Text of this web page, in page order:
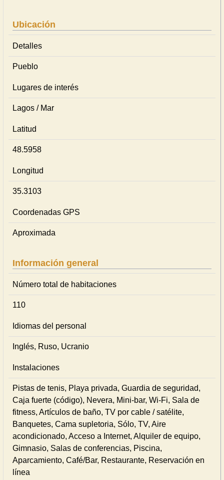
Ubicación
Detalles
Pueblo
Lugares de interés
Lagos / Mar
Latitud
48.5958
Longitud
35.3103
Coordenadas GPS
Aproximada
Información general
Número total de habitaciones
110
Idiomas del personal
Inglés, Ruso, Ucranio
Instalaciones
Pistas de tenis, Playa privada, Guardia de seguridad,
Caja fuerte (código), Nevera, Mini-bar, Wi-Fi, Sala de
fitness, Artículos de baño, TV por cable / satélite,
Banquetes, Cama supletoria, Sólo, TV, Aire
acondicionado, Acceso a Internet, Alquiler de equipo,
Gimnasio, Salas de conferencias, Piscina,
Aparcamiento, Café/Bar, Restaurante, Reservación en
línea